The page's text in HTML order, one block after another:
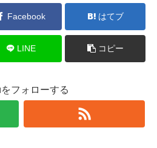
Facebook はてブ
LINE コピー
フォローする